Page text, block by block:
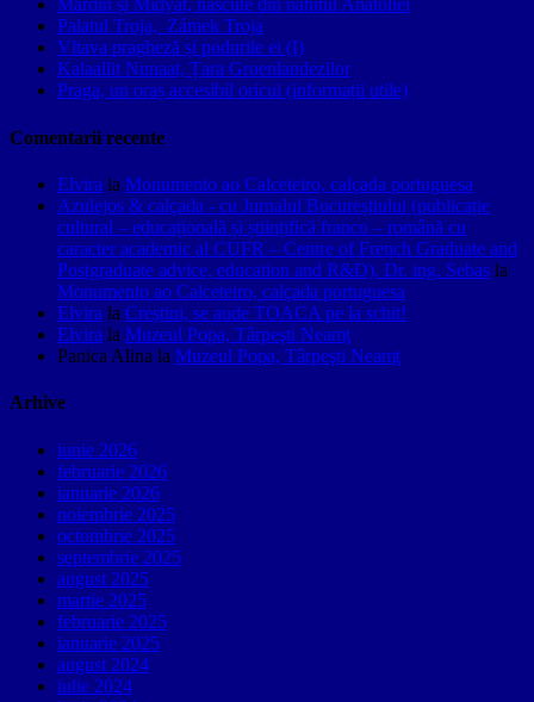
Mardin și Midyat, născute din nahitul Anatoliei
Palatul Troja, Zámek Troja
Vltava pragheză și podurile ei (I)
Kalaallit Nunaat, Țara Groenlandezilor
Praga, un oraș accesibil oricui (informații utile)
Comentarii recente
Elvira la Monumento ao Calceteiro, calçada portuguesa
Azulejos & calçada - cu Jurnalul Bucureștiului (publicație
cultural – educațională și științifică franco – română cu
caracter academic al CUFR – Centre of French Graduate and
Postgraduate advice, education and R&D). Dr. ing. Sebas la
Monumento ao Calceteiro, calçada portuguesa
Elvira la Creştini, se aude TOACA pe la schit!
Elvira la Muzeul Popa, Târpeşti Neamţ
Panica Alina la Muzeul Popa, Târpeşti Neamţ
Arhive
iunie 2026
februarie 2026
ianuarie 2026
noiembrie 2025
octombrie 2025
septembrie 2025
august 2025
martie 2025
februarie 2025
ianuarie 2025
august 2024
iulie 2024